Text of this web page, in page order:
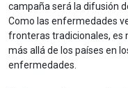
campaña será la difusión
Como las enfermedades
fronteras tradicionales, es
más allá de los países en
enfermedades.